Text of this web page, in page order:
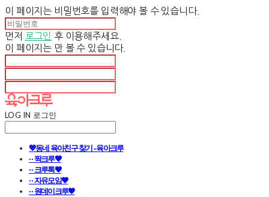
이 페이지는 비밀번호를 입력해야 볼 수 있습니다.
먼저 로그인 후 이용해주세요.
이 페이지는 만 볼 수 있습니다.
LOG IN 로그인
💖동네 육아친구 찾기 - 육아크루
· · 짝크루🧡
· · 크루톡🧡
· · 자유모임🧡
· · 원데이크루🧡